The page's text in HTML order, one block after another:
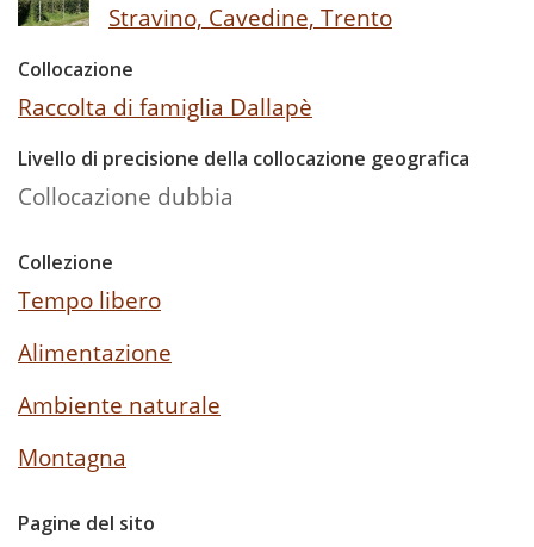
Stravino, Cavedine, Trento
Collocazione
Raccolta di famiglia Dallapè
Livello di precisione della collocazione geografica
Collocazione dubbia
Collezione
Tempo libero
Alimentazione
Ambiente naturale
Montagna
Pagine del sito